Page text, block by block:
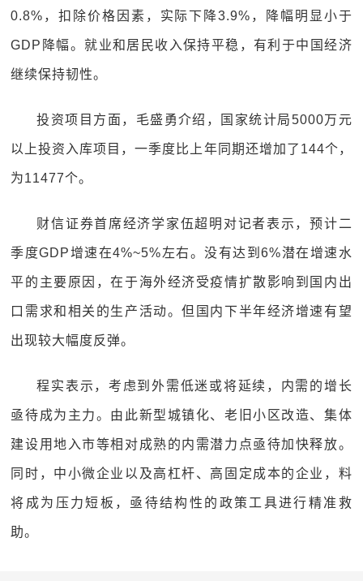
0.8%，扣除价格因素，实际下降3.9%，降幅明显小于
GDP降幅。就业和居民收入保持平稳，有利于中国经济
继续保持韧性。
投资项目方面，毛盛勇介绍，国家统计局5000万元
以上投资入库项目，一季度比上年同期还增加了144个，
为11477个。
财信证券首席经济学家伍超明对记者表示，预计二
季度GDP增速在4%~5%左右。没有达到6%潜在增速水
平的主要原因，在于海外经济受疫情扩散影响到国内出
口需求和相关的生产活动。但国内下半年经济增速有望
出现较大幅度反弹。
程实表示，考虑到外需低迷或将延续，内需的增长
亟待成为主力。由此新型城镇化、老旧小区改造、集体
建设用地入市等相对成熟的内需潜力点亟待加快释放。
同时，中小微企业以及高杠杆、高固定成本的企业，料
将成为压力短板，亟待结构性的政策工具进行精准救
助。